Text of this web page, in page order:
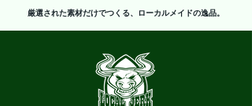
厳選された素材だけでつくる、ローカルメイドの逸品。